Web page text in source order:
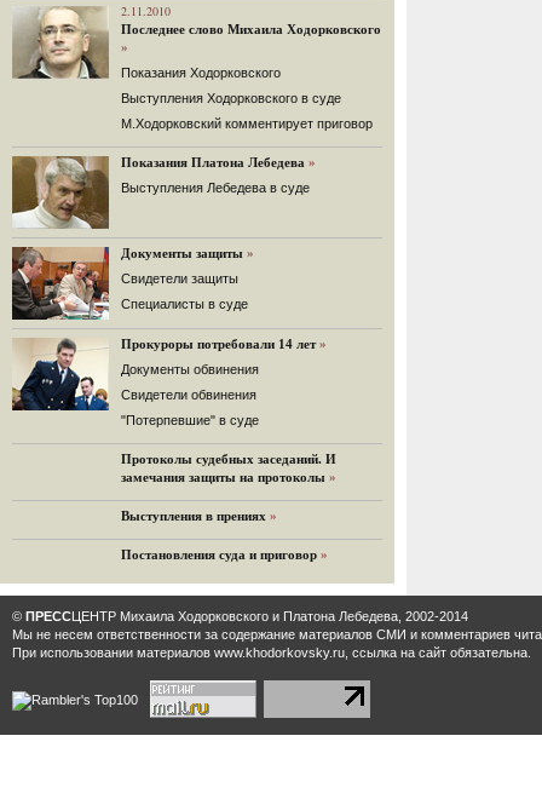
Не исключил
Владимир Путин допускает, что Россия может выйти из-
под юрисдикции ЕСПЧ.
88 комментариев
14.08.2014
Нарулил
Игорь Сечин просит о помощи.
Ссылаясь на санкции, глава
«Роснефти» хочет выбить из фонда
12.08.2014
Граждане не хотят платить по счетам ЮКОСа
Решение Гаагского суда о компенсации $50 млрд
поддержали 12%.
129 комментариев
Вечер у Ходорковских. Вспоминает Иван Стариков.
11.08.2014
«Удивительно сильная, мощная и
достойная только преклонения
Гости и ведущие «Эха Москвы» чтут
память Марины Филипповны.
10 комментариев
Марина Филипповна Ходорковская:
«Я долго была молодой!»
"Новая" рассказывает о судьбе
2.11.2010
Последнее слово Михаила Ходорковского
»
Показания Ходорковского
Выступления Ходорковского в суде
М.Ходорковский комментирует приговор
Показания Платона Лебедева »
Выступления Лебедева в суде
Документы защиты »
Cвидетели защиты
Cпециалисты в суде
Прокуроры потребовали 14 лет »
Документы обвинения
Свидетели обвинения
"Потерпевшие" в суде
Протоколы судебных заседаний. И
замечания защиты на протоколы »
Выступления в прениях »
Постановления суда и приговор »
© ПРЕССЦЕНТР Михаила Ходорковского и Платона Лебедева, 2002-2014
Мы не несем ответственности за содержание материалов CМИ и комментариев
При использовании материалов www.khodorkovsky.ru, ссылка на сайт обязательна.